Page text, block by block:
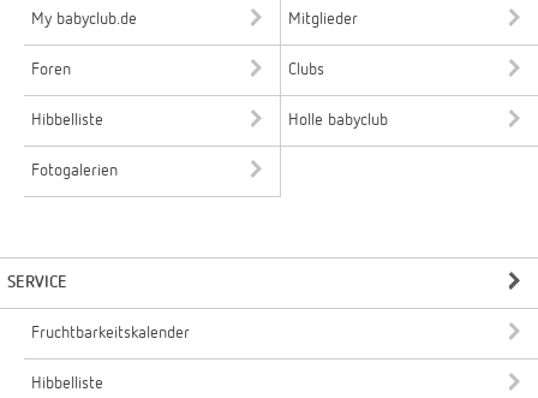
My babyclub.de Mitglieder
Foren Clubs
Hibbelliste Holle babyclub
Fotogalerien
SERVICE
Fruchtbarkeitskalender
Hibbelliste